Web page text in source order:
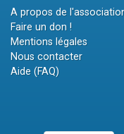
A propos de
Faire un don !
Mentions légales
Nous contacter
Aide (FAQ)